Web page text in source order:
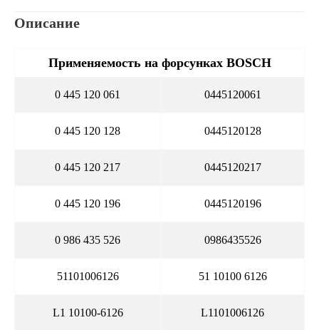
Описание
Применяемость на форсунках BOSCH
0 445 120 061 0445120061
0 445 120 128 0445120128
0 445 120 217 0445120217
0 445 120 196 0445120196
0 986 435 526 0986435526
51101006126 51 10100 6126
L1 10100-6126 L1101006126